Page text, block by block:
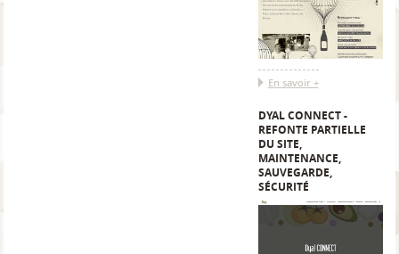
En savoir +
DYAL CONNECT -
REFONTE PARTIELLE
DU SITE,
MAINTENANCE,
SAUVEGARDE,
SÉCURITÉ